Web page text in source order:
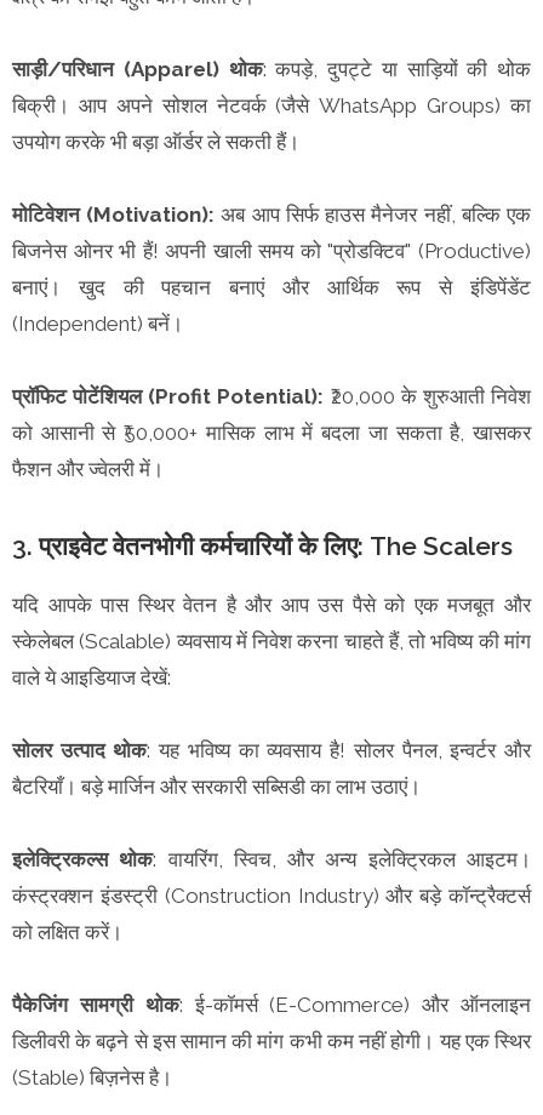
साड़ी/परिधान (Apparel) थोक: कपड़े, दुपट्टे या साड़ियों की थोक
बिक्री। आप अपने सोशल नेटवर्क (जैसे WhatsApp Groups) का
उपयोग करके भी बड़ा ऑर्डर ले सकती हैं।
मोटिवेशन (Motivation):अब आप सिर्फ हाउस मैनेजर नहीं, बल्कि एक
बिजनेस ओनर भी हैं! अपनी खाली समय को "प्रोडक्टिव" (Productive)
बनाएं। खुद की पहचान बनाएं और आर्थिक रूप से इंडिपेंडेंट
(Independent) बनें।
प्रॉफिट पोटेंशियल (Profit Potential): ₹20,000 के शुरुआती निवेश
को आसानी से ₹50,000+ मासिक लाभ में बदला जा सकता है, खासकर
फैशन और ज्वेलरी में।
3. प्राइवेट वेतनभोगी कर्मचारियों के लिए: The Scalers
यदि आपके पास स्थिर वेतन है और आप उस पैसे को एक मजबूत और
स्केलेबल (Scalable) व्यवसाय में निवेश करना चाहते हैं, तो भविष्य की मांग
वाले ये आइडियाज देखें:
सोलर उत्पाद थोक: यह भविष्य का व्यवसाय है! सोलर पैनल, इन्वर्टर और
बैटरियाँ। बड़े मार्जिन और सरकारी सब्सिडी का लाभ उठाएं।
इलेक्ट्रिकल्स थोक: वायरिंग, स्विच, और अन्य इलेक्ट्रिकल आइटम।
कंस्ट्रक्शन इंडस्ट्री (Construction Industry) और बड़े कॉन्ट्रैक्टर्स
को लक्षित करें।
पैकेजिंग सामग्री थोक: ई-कॉमर्स (E-Commerce) और ऑनलाइन
डिलीवरी के बढ़ने से इस सामान की मांग कभी कम नहीं होगी। यह एक स्थिर
(Stable) बिज़नेस है।